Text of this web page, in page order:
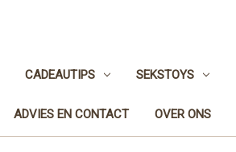
CADEAUTIPS SEKSTOYS
ADVIES EN CONTACT OVER ONS